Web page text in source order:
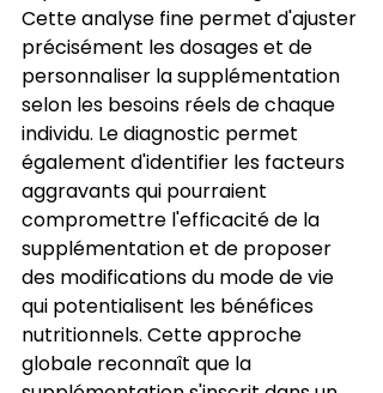
Cette analyse fine permet d'ajuster
précisément les dosages et de
personnaliser la supplémentation
selon les besoins réels de chaque
individu. Le diagnostic permet
également d'identifier les facteurs
aggravants qui pourraient
compromettre l'efficacité de la
supplémentation et de proposer
des modifications du mode de vie
qui potentialisent les bénéfices
nutritionnels. Cette approche
globale reconnaît que la